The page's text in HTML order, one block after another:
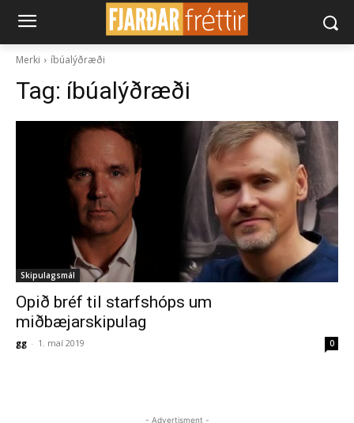
Merki íbúalýðræði
Tag: íbúalýðræði
Skipulagsmál
Opið bréf til starfshóps um
miðbæjarskipulag
gg - 1. maí 2019 0
- Advertisment -